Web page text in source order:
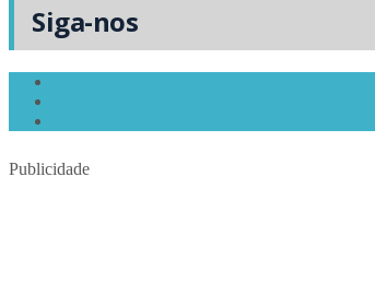
Siga-nos
Publicidade